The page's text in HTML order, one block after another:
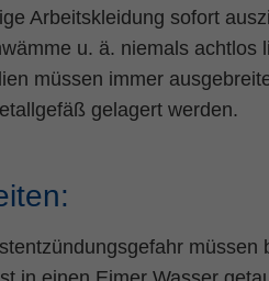
Arbeitskleidung sofort
u. ä. niemals
müssen immer
gelagert werden.